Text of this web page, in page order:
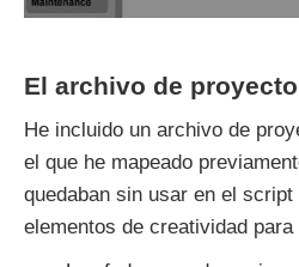
El archivo de proyecto
He incluido un archivo de
el que he mapeado
quedaban sin usar en el
elementos de creatividad para